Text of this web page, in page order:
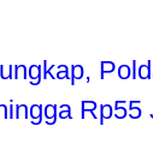
Rp55